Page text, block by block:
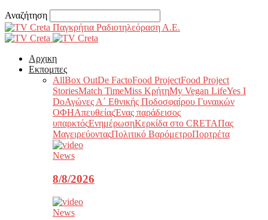
Αναζήτηση
Παγκρήτια Ραδιοτηλεόραση Α.Ε.
Αρχικη
Εκπομπες
AllBox OutDe FactoFood ProjectFood Project
StoriesMatch TimeMiss ΚρήτηMy Vegan LifeYes I
DoΑγώνες Α΄ Εθνικής Ποδοσφαίρου Γυναικών
ΟΦΗΑπευθείαςΈνας παράδεισος
υπαρκτόςΕνημέρωσηΚερκίδα στο CRETAΠας
ΜαγειρεύονταςΠολιτικό ΒαρόμετροΠορτρέτα
News
8/8/2026
News